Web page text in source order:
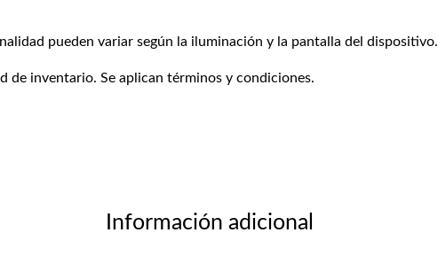
pueden variar según la iluminación y la pantalla del dispositivo.
de inventario. Se aplican términos y condiciones.
Información adicional